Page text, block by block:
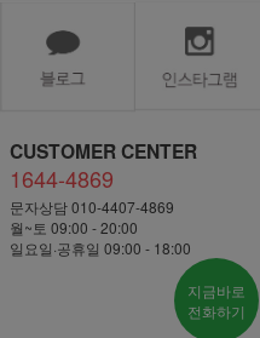
CUSTOMER CENTER
1644-4869
문자상담 010-4407-4869
월~토 09:00 - 20:00
일요일·공휴일 09:00 - 18:00
지금바로
전화하기